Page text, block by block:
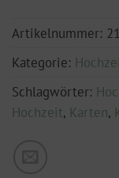
Artikelnummer:
Kategorie:
Schlagwörter:
Hochzeit, Karten,